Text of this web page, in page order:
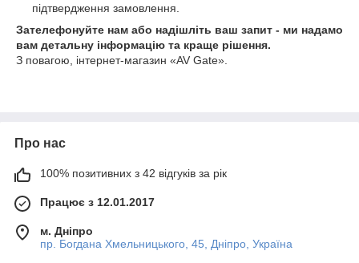
підтвердження замовлення.
Зателефонуйте нам або надішліть ваш запит - ми надамо
вам детальну інформацію та краще рішення.
З повагою, інтернет-магазин «AV Gate».
Про нас
100% позитивних з 42 відгуків за рік
Працює з 12.01.2017
м. Дніпро
пр. Богдана Хмельницького, 45, Дніпро, Україна